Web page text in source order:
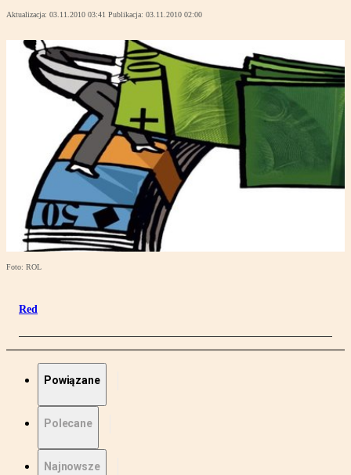
Aktualizacja: 03.11.2010 03:41 Publikacja: 03.11.2010 02:00
Foto: ROL
Red
Powiązane
Polecane
Najnowsze